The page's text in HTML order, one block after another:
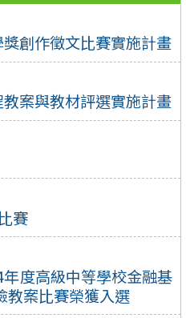
創作徵文比賽實施計畫
案與教材評選實施計畫
賽
度高級中等學校金融基
教案比賽榮獲入選